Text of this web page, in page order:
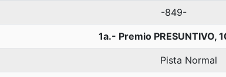
-849-
1a.- Premio PRESUNTIVO,
Pista Normal